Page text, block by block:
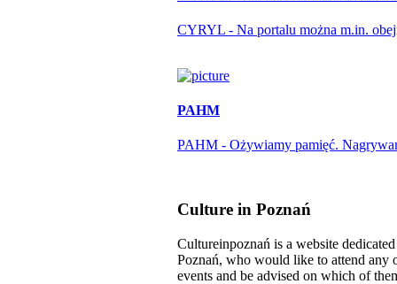
CYRYL - Na portalu można m.in.
PAHM
PAHM - Ożywiamy pamięć.
Culture in Poznań
Cultureinpoznań is a website
Poznań, who would like to attend any
events and be advised on which of